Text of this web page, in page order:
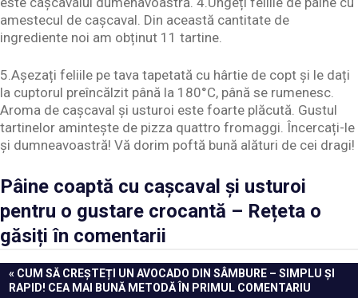
amestecul de cașcaval. Din această cantitate de
ingrediente noi am obținut 11 tartine.
5.Așezați feliile pe tava tapetată cu hârtie de copt și le dați
la cuptorul preîncălzit până la 180°С, până se rumenesc.
Aroma de cașcaval și usturoi este foarte plăcută. Gustul
tartinelor amintește de pizza quattro fromaggi. Încercați-le
și dumneavoastră! Vă dorim poftă bună alături de cei dragi!
Pâine coaptă cu cașcaval și usturoi
pentru o gustare crocantă – Rețeta o
găsiți în comentarii
Navigare
PREVIOUS
POST:
CUM SĂ CREȘTEȚI UN AVOCADO DIN SÂMBURE – SIMPLU ȘI
RAPID! CEA MAI BUNĂ METODĂ ÎN PRIMUL COMENTARIU